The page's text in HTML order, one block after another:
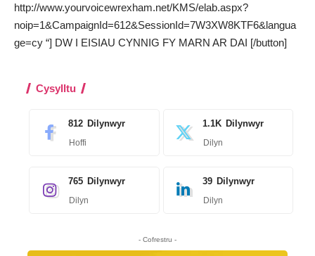
http://www.yourvoicewrexham.net/KMS/elab.aspx?
noip=1&CampaignId=612&SessionId=7W3XW8KTF6&langua
ge=cy “] DW I EISIAU CYNNIG FY MARN AR DAI [/button]
Cysylltu
812 Dilynwyr
Hoffi
1.1K Dilynwyr
Dilyn
765 Dilynwyr
Dilyn
39 Dilynwyr
Dilyn
- Cofrestru -